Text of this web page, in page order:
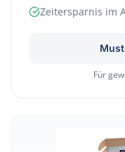
Zeitersparnis im
Für